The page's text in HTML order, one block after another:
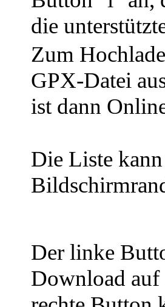
die
Zum
GPX-Datei
ist dann
Die Liste
Der linke
Download auf